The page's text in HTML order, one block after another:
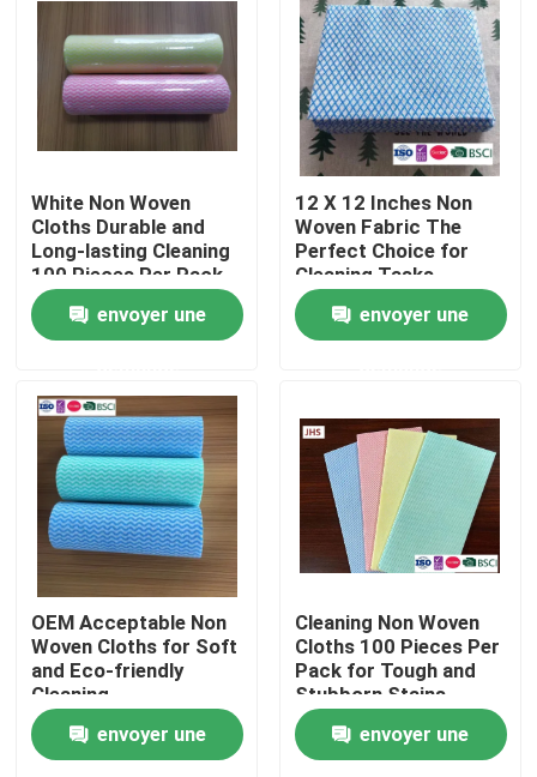
À la maison
Produits
Visite de l'usine
Contrôle de la qualité
Nous contacter
Nouvelles
Demandez un devis
White Non Woven
Cloths Durable and
Long-lasting Cleaning
100 Pieces Per Pack
envoyer une
12 X 12 Inches Non
Woven Fabric The
Perfect Choice for
Cleaning Tasks
envoyer une
OEM Acceptable Non
Woven Cloths for Soft
and Eco-friendly
Cleaning
envoyer une
Cleaning Non Woven
Cloths 100 Pieces Per
Pack for Tough and
Stubborn Stains
envoyer une